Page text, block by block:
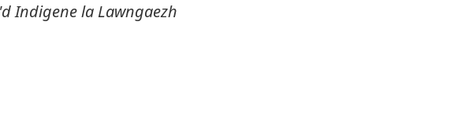
Indigene la Lawngaezh